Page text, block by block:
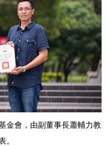
金會，由副董事長蕭輔力教
。